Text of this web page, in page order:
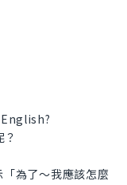
為了～我應該怎麼